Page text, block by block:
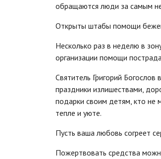
обращаются люди за самым
Открыты штабы помощи
Несколько раз в неделю в
организации помощи
Святитель Григорий
праздники излишествами,
подарки своим детям, кто не
тепле и уюте.
Пусть ваша любовь согреет
Пожертвовать средства